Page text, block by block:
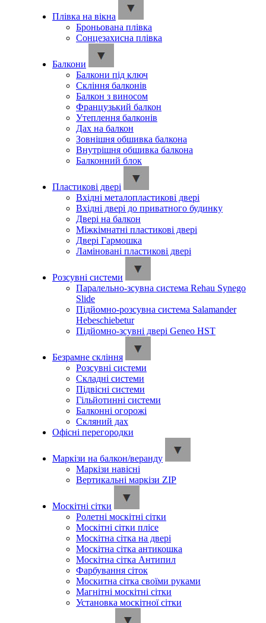
Плівка на вікна
Броньована плівка
Сонцезахисна плівка
Балкони
Балкони під ключ
Скління балконів
Балкон з виносом
Французький балкон
Утеплення балконів
Дах на балкон
Зовнішня обшивка балкона
Внутрішня обшивка балкона
Балконний блок
Пластикові двері
Вхідні металопластикові двері
Вхідні двері до приватного будинку
Двері на балкон
Міжкімнатні пластикові двері
Двері Гармошка
Ламіновані пластикові двері
Розсувні системи
Паралельно-зсувна система Rehau Synego
Slide
Підйомно-розсувна система Salamander
Hebeschiebetur
Підйомно-зсувні двері Geneo HST
Безрамне скління
Розсувні системи
Складні системи
Підвісні системи
Гільйотинні системи
Балконні огорожі
Скляний дах
Офісні перегородки
Маркізи на балкон/веранду
Маркізи навісні
Вертикальні маркізи ZIP
Москітні сітки
Ролетні москітні сітки
Москітні сітки плісе
Москітна сітка на двері
Москітна сітка антикошка
Москітна сітка Антипил
Фарбування сіток
Москитна сітка своїми руками
Магнітні москітні сітки
Установка москітної сітки